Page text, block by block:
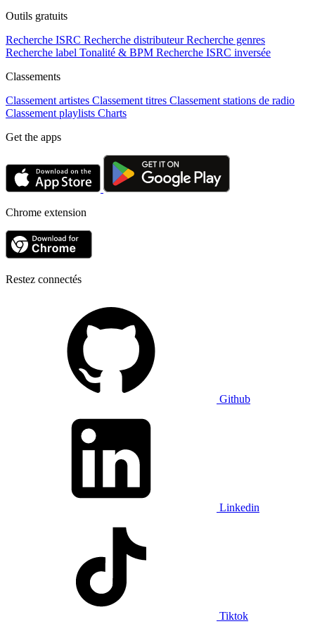
Outils gratuits
Recherche ISRC Recherche distributeur Recherche genres
Recherche label Tonalité & BPM Recherche ISRC inversée
Classements
Classement artistes Classement titres Classement stations de radio
Classement playlists Charts
Get the apps
Chrome extension
Restez connectés
Github
Linkedin
Tiktok